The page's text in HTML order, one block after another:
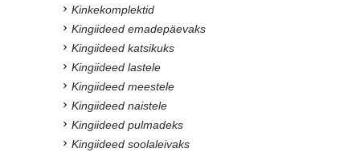
Kinkekomplektid
Kingiideed emadepäevaks
Kingiideed katsikuks
Kingiideed lastele
Kingiideed meestele
Kingiideed naistele
Kingiideed pulmadeks
Kingiideed soolaleivaks